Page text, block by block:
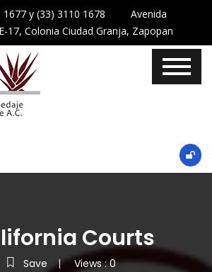
1677 y (33) 3110 1678 Avenida
17, Colonia Ciudad Granja, Zapopan
Courts
Save Views : 0